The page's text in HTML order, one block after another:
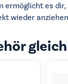
ermöglicht es
wieder